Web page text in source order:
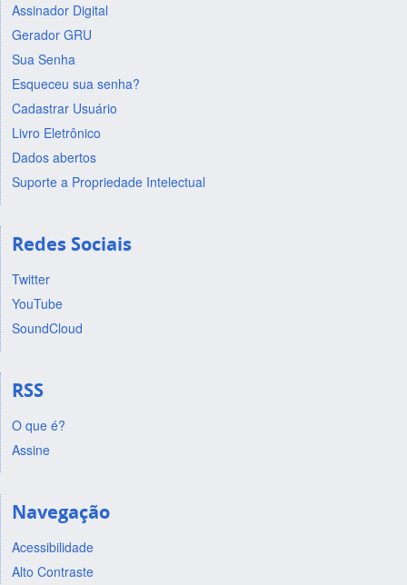
Assinador Digital
Gerador GRU
Sua Senha
Esqueceu sua senha?
Cadastrar Usuário
Livro Eletrônico
Dados abertos
Suporte a Propriedade Intelectual
Redes Sociais
Twitter
YouTube
SoundCloud
RSS
O que é?
Assine
Navegação
Acessibilidade
Alto Contraste